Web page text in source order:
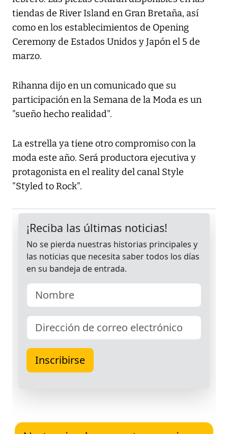
tiendas de River Island en Gran Bretaña, así
como en los establecimientos de Opening
Ceremony de Estados Unidos y Japón el 5 de
marzo.
Rihanna dijo en un comunicado que su
participación en la Semana de la Moda es un
"sueño hecho realidad".
La estrella ya tiene otro compromiso con la
moda este año. Será productora ejecutiva y
protagonista en el reality del canal Style
"Styled to Rock".